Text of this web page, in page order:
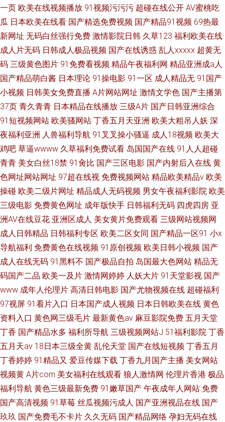
一页 欧美在线视频播放 91视频污污污 超碰在线公开 AV蜜桃吃
瓜 日本欧美在线看 国产精选免费视频 国产精品91视频 69热最
新网址 无码白丝强行免费 激情影院日韩 久草123 福利欧美在线
成人片无码 日韩成人极品视频 国产在线诱惑 乱人xxxxx 超黄无
码 三级黄色图片 91免费看视频 精品午夜福利网 精品亚洲成a人
国产精品萌白酱 日本理论 91操电影 91一区 成人精品无 91国产
小视频 日韩美女免费直播 A片网站网址 激情文学色 国产主播第
37页 青久青青 日本精品在线播放 三级A片 国产日韩亚洲综合
91短视频网站 欧美骚网站 丁香五月天亚洲 欧美大粗吊人妖 深
夜福利亚洲 人兽福利导航 91叉叉操小骚逼 成人18视频 欧美大
鸡吧 草逼wwww 久草福利免费试看 岛国国产在线 91人人超碰
青青 美女白丝18禁 91肏比 国产三区电影 国产内射后入在线 黄
色网址网站网址 97超在线视 免费视频网站 精品欧美精品v 欧美
操碰 欧美二级片网址 精品成人无码视频 男女午夜福利影院 欧美
三级电影 免费黄色网址 成年版快手 日韩福利无码 四虎四房 亚
洲AV在线豆花 亚洲区成人 美女黄片免费观看 三级网站视频网
成人日韩精品 日韩福利专区 欧美二区女同 国产精品一区91 小x
导航福利 免费黄色在线视频 91原创视频 欧美日韩小视频 国产
成人在线无码 91黑料不 国产极品自拍 岛国最大色网站 精品无
码国产二品 欧美一及片 激情网婷婷 人妖大片 91天堂影视 国产
www 成年人伦理片 高清日韩电影 国产尤物视频在线 超碰福利
97视屏 91看片入口 日本国产成人视频 日本日韩欧美在线 黄色
资料入口 黄色网三级毛片 最新黄色av 麻豆影院免费 五月天堂
丁香 国产精品水多 福利所导航 三级视频网站J 51福利影院 丁香
五月天av 18日本三级全黄 乱伦天堂 国产在线短视频 丁香五月
丁香婷婷 91精品又 爱豆传媒下载 丁香九月国产主播 美女网站
视频黄 A片com 美女福利在线观看 狼人激情网 伦理片香港 极品
福利导航 黄色三级最新免费 91嫩草国产 午夜成年人网站 免费
国产高清视频 91草莓 丝瓜视频污成人 国产亚洲视品在线 国产
玖玖 国产免费毛不卡片 久久无码 国产精品网络 孕妇无码在线